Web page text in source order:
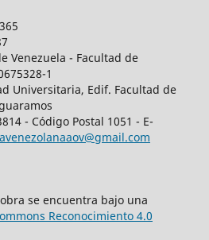
Venezuela - Facultad de
1
Universitaria, Edif. Facultad de
- Código Postal 1051 - E-
se encuentra bajo una
Reconocimiento 4.0